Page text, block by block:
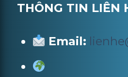
THÔNG TIN LIÊN
Email: